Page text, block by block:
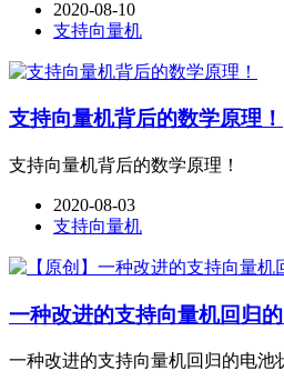
2020-08-10
支持向量机
支持向量机背后的数学原理！
支持向量机背后的数学原理！
2020-08-03
支持向量机
一种改进的支持向量机回归
一种改进的支持向量机回归的电池